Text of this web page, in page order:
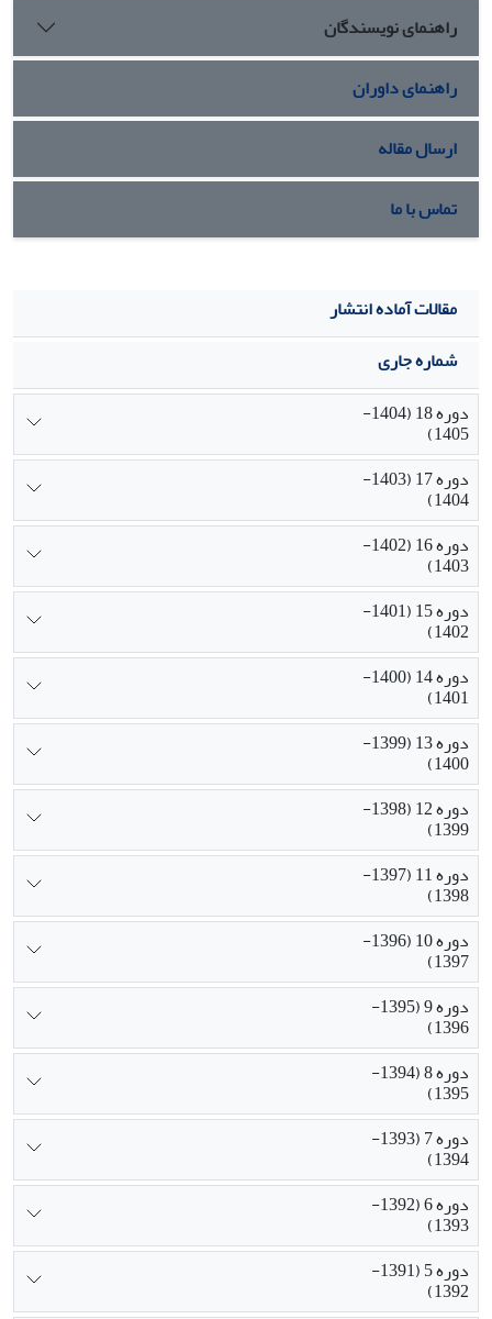
راهنمای نویسندگان
راهنمای داوران
ارسال مقاله
تماس با ما
مقالات آماده انتشار
شماره جاری
دوره 18 (1404-
1405)
دوره 17 (1403-
1404)
دوره 16 (1402-
1403)
دوره 15 (1401-
1402)
دوره 14 (1400-
1401)
دوره 13 (1399-
1400)
دوره 12 (1398-
1399)
دوره 11 (1397-
1398)
دوره 10 (1396-
1397)
دوره 9 (1395-
1396)
دوره 8 (1394-
1395)
دوره 7 (1393-
1394)
دوره 6 (1392-
1393)
دوره 5 (1391-
1392)